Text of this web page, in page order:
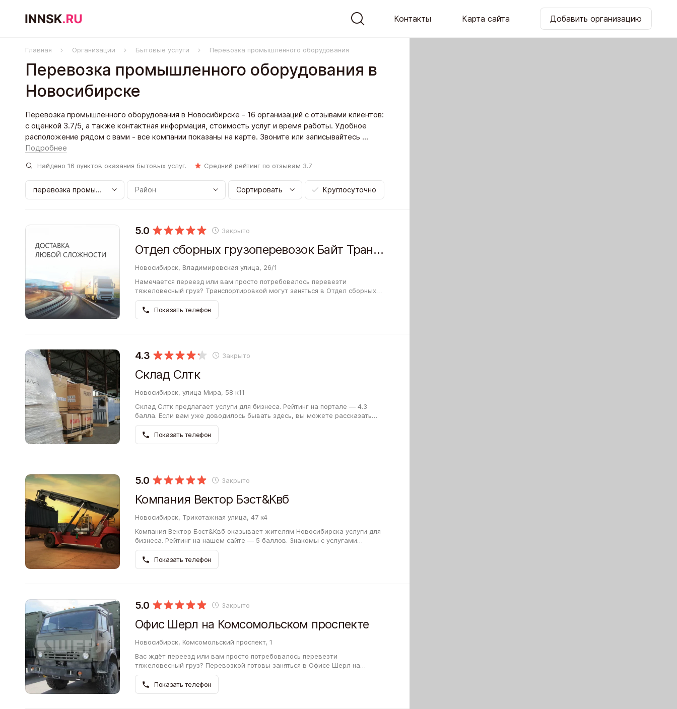
Контакты Карта сайта Добавить организацию
Главная Организации Бытовые услуги Перевозка промышленного оборудования
Перевозка промышленного оборудования в
Новосибирске
Перевозка промышленного оборудования в Новосибирске - 16 организаций с отзывами клиентов:
с оценкой 3.7/5, а также контактная информация, стоимость услуг и время работы. Удобное
расположение рядом с вами - все компании показаны на карте. Звоните или записывайтесь ...
Подробнее
Найдено 16 пунктов оказания бытовых услуг. Средний рейтинг по отзывам 3.7
Сортировать Круглосуточно
5.0 Закрыто
Отдел сборных грузоперевозок Байт Транзит Континент на Владимировской улице
Новосибирск, Владимировская улица, 26/1
Намечается переезд или вам просто потребовалось перевезти
тяжеловесный груз? Транспортировкой могут заняться в Отдел сборных
грузоперевозок Байт Транзит Континент на Владимировской улице. Вы…
Показать телефон
4.3 Закрыто
Склад Слтк
Новосибирск, улица Мира, 58 к11
Склад Слтк предлагает услуги для бизнеса. Рейтинг на портале — 4.3
балла. Если вам уже доводилось бывать здесь, вы можете рассказать
про Склад Слтк, написав отзыв о своем опыте. Обратная связь…
Показать телефон
5.0 Закрыто
Компания Вектор Бэст&Квб
Новосибирск, Трикотажная улица, 47 к4
Компания Вектор Бэст&Квб оказывает жителям Новосибирска услуги для
бизнеса. Рейтинг на нашем сайте — 5 баллов. Знакомы с услугами
Компании Вектор Бэст&Квб? Поделитесь отзывом! Он будет…
Показать телефон
5.0 Закрыто
Офис Шерл на Комсомольском проспекте
Новосибирск, Комсомольский проспект, 1
Вас ждёт переезд или вам просто потребовалось перевезти
тяжеловесный груз? Перевозкой готовы заняться в Офисе Шерл на
Комсомольском проспекте. Вы сможете до заключения договора узнать у
оператора…
Показать телефон